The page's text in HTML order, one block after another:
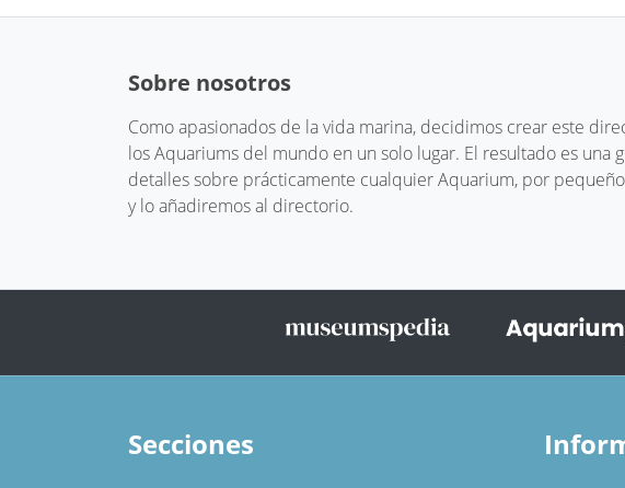
Sobre nosotros
Como apasionados de la vida marina, decidimos crear este
los Aquariums del mundo en un solo lugar. El resultado es
detalles sobre prácticamente cualquier Aquarium, por
y lo añadiremos al directorio.
Secciones